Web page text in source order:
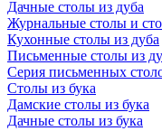
Дачные столы из дуба
Журнальные столы и
Кухонные столы из дуба
Письменные столы из
Серия письменных
Столы из бука
Дамские столы из бука
Дачные столы из бука